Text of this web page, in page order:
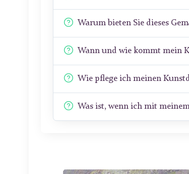
Warum bieten Sie dieses
Wann und wie kommt mein
Wie pflege ich meinen
Was ist, wenn ich mit